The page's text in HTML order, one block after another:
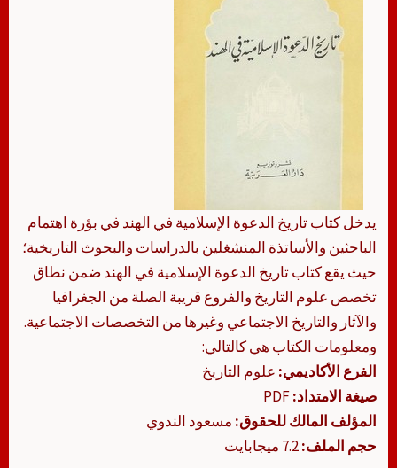
يدخل كتاب تاريخ الدعوة الإسلامية في الهند في بؤرة اهتمام
الباحثين والأساتذة المنشغلين بالدراسات والبحوث التاريخية؛
حيث يقع كتاب تاريخ الدعوة الإسلامية في الهند ضمن نطاق
تخصص علوم التاريخ والفروع قريبة الصلة من الجغرافيا
والآثار والتاريخ الاجتماعي وغيرها من التخصصات الاجتماعية.
ومعلومات الكتاب هي كالتالي:
الفرع الأكاديمي: علوم التاريخ
صيغة الامتداد:
المؤلف المالك للحقوق: مسعود الندوي
حجم الملف: